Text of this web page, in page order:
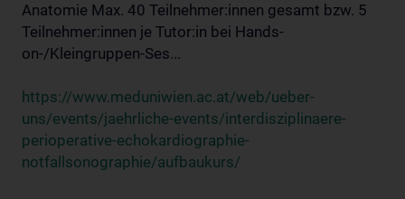
Anatomie Max. 40 Teilnehmer:innen gesamt bzw. 5
Teilnehmer:innen je Tutor:in bei Hands-
on-/Kleingruppen-Ses...
https://www.meduniwien.ac.at/web/ueber-
uns/events/jaehrliche-events/interdisziplinaere-
perioperative-echokardiographie-
notfallsonographie/aufbaukurs/